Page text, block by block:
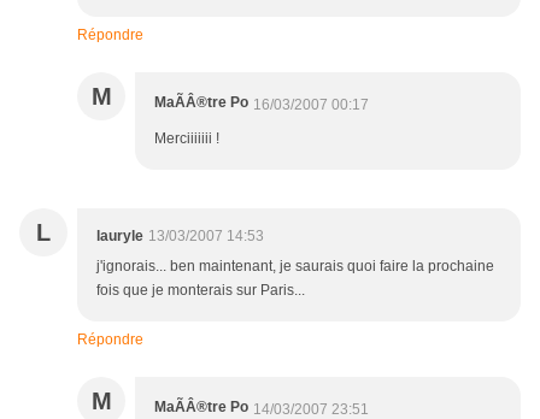
Répondre
M MaÃÂ®tre Po 16/03/2007 00:17
Merciiiiiii !
L lauryle 13/03/2007 14:53
j'ignorais... ben maintenant, je saurais quoi faire la prochaine
fois que je monterais sur Paris...
Répondre
M MaÃÂ®tre Po 14/03/2007 23:51